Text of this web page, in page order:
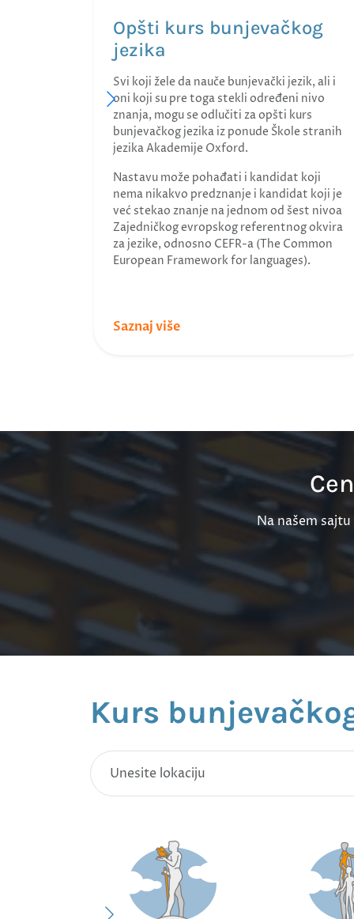
Opšti kurs bunjevačkog
jezika
Svi koji žele da nauče bunjevački jezik, ali i
oni koji su pre toga stekli određeni nivo
znanja, mogu se odlučiti za opšti kurs
bunjevačkog jezika iz ponude Škole stranih
jezika Akademije Oxford.
Nastavu može pohađati i kandidat koji
nema nikakvo predznanje i kandidat koji je
već stekao znanje na jednom od šest nivoa
Zajedničkog evropskog referentnog okvira
za jezike, odnosno CEFR-a (The Common
European Framework for languages).
Saznaj više
Na našem
Kurs